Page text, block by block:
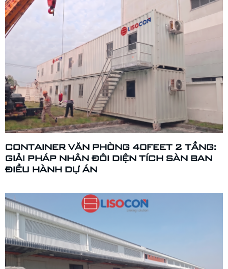
CONTAINER VĂN PHÒNG 40FEET 2 TẦNG:
GIẢI PHÁP NHÂN ĐÔI DIỆN TÍCH SÀN BAN
ĐIỀU HÀNH DỰ ÁN